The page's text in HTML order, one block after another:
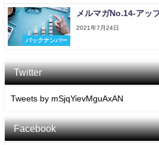
バックナンバー
メルマガNo.14-アッ
2021年7月24日
Twitter
Tweets by mSjqYievMguAxAN
Facebook